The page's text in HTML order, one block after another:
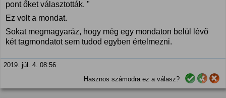
pont őket választották. "
Ez volt a mondat.
Sokat megmagyaráz, hogy még egy mondaton belül lévő
két tagmondatot sem tudod egyben értelmezni.
2019. júl. 4. 08:56
Hasznos számodra ez a válasz?